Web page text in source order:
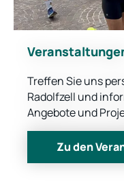
Treffen Sie uns
Radolfzell und
Angebote und
Zu den